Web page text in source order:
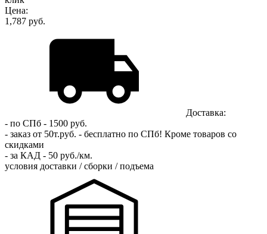
Цена:
1,787 руб.
Доставка:
- по СПб - 1500 руб.
- заказ от 50т.руб. - бесплатно по СПб! Кроме товаров со
скидками
- за КАД - 50 руб./км.
условия доставки / сборки / подъема